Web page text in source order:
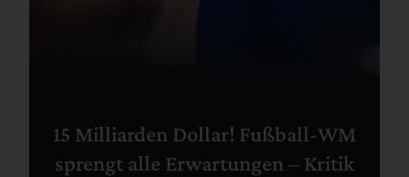
15 Milliarden Dollar! Fußball-WM
sprengt alle Erwartungen – Kritik